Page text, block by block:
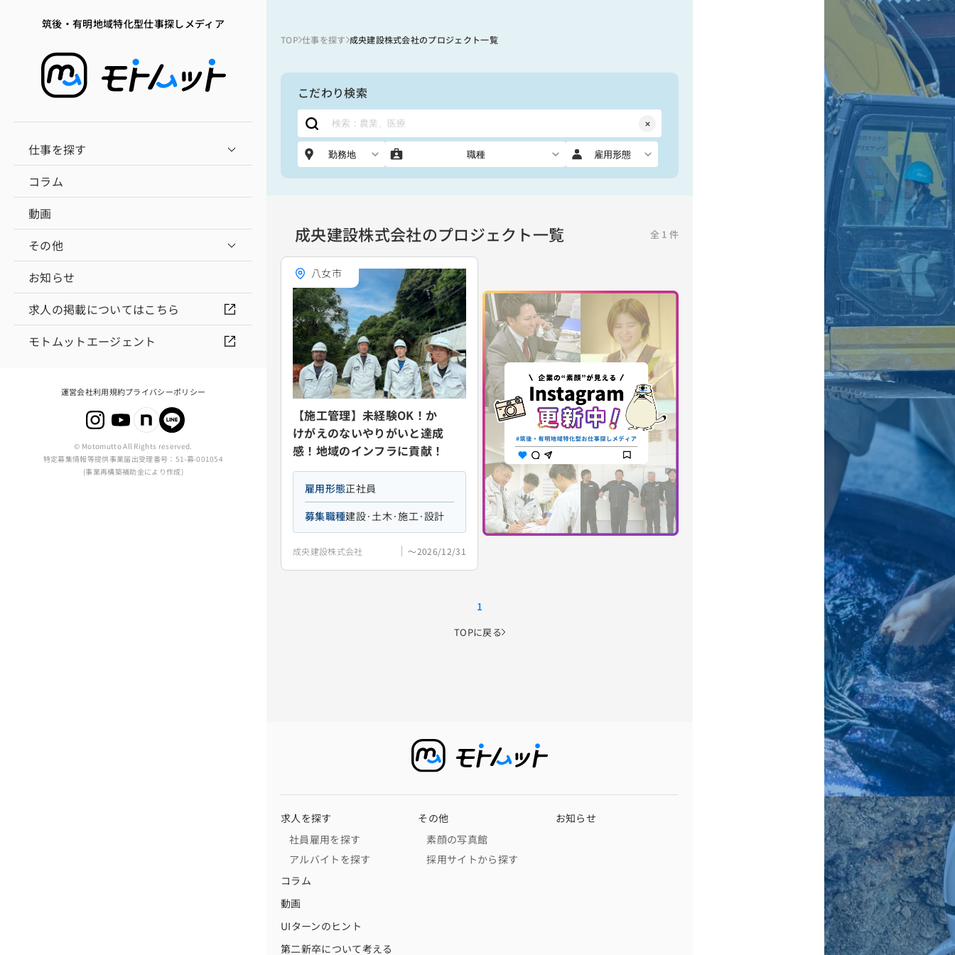
筑後・有明地域特化型仕事探しメディア
仕事を探す
コラム
動画
その他
お知らせ
求人の掲載についてはこちら
モトムットエージェント
運営会社利用規約プライバシーポリシー
© Motomutto All Rights reserved.
特定募集情報等提供事業届出受理番号：51-募-001054
(事業再構築補助金により作成)
TOP 仕事を探す 成央建設株式会社のプロジェクト一覧
こだわり検索
勤務地 職種 雇用形態
成央建設株式会社のプロジェクト一覧 全 1 件
八女市
【施工管理】未経験OK！か
けがえのないやりがいと達成
感！地域のインフラに貢献！
雇用形態正社員
募集職種建設·土木·施工·設計
成央建設株式会社 〜2026/12/31
1
TOPに戻る
求人を探す
社員雇用を探す
アルバイトを探す
コラム
動画
UIターンのヒント
第二新卒について考える
その他
素顔の写真館
採用サイトから探す
お知らせ